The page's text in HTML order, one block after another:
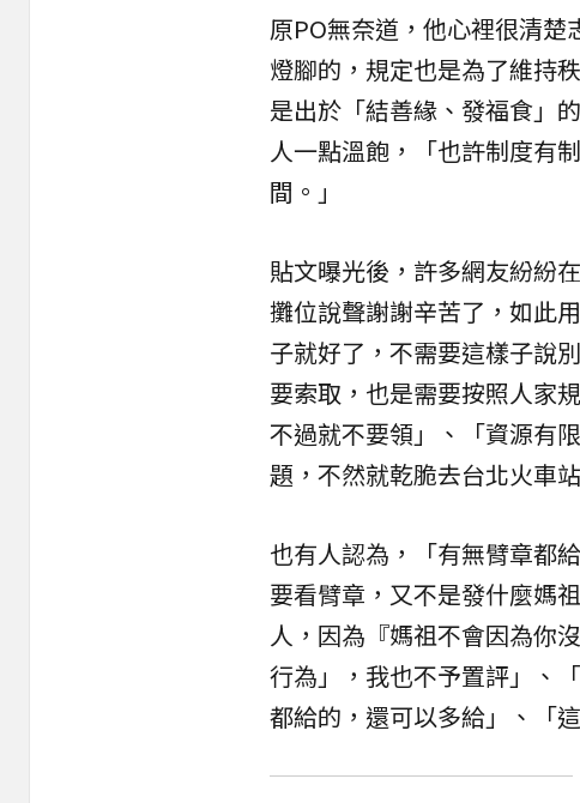
原PO無奈道，他心裡很清
燈腳的，規定也是為了維持
是出於「結善緣、發福食」
人一點溫飽，「也許制度有
間。」
貼文曝光後，許多網友紛紛
攤位說聲謝謝辛苦了，如此
子就好了，不需要這樣子說
要索取，也是需要按照人家
不過就不要領」、「資源有
題，不然就乾脆去台北火車
也有人認為，「有無臂章都
要看臂章，又不是發什麼媽
人，因為『媽祖不會因為你
行為」，我也不予置評」、
都給的，還可以多給」、「